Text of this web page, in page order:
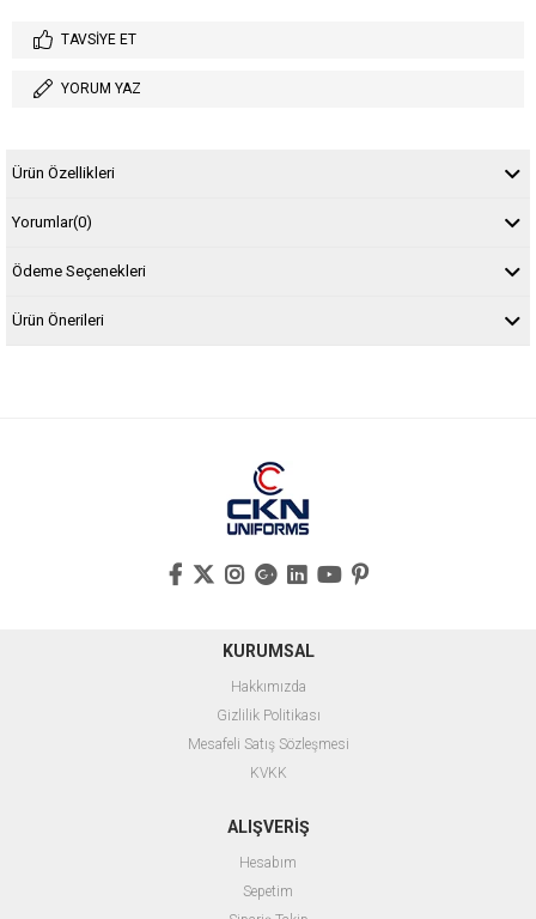
TAVSIYE ET
YORUM YAZ
Ürün Özellikleri
Yorumlar(0)
Ödeme Seçenekleri
Ürün Önerileri
KURUMSAL
Hakkımızda
Gizlilik Politikası
Mesafeli Satış Sözleşmesi
KVKK
ALIŞVERİŞ
Hesabım
Sepetim